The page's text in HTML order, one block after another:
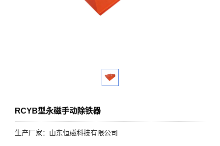
RCYB型永磁手动除铁器
生产厂家：山东恒磁科技有限公司